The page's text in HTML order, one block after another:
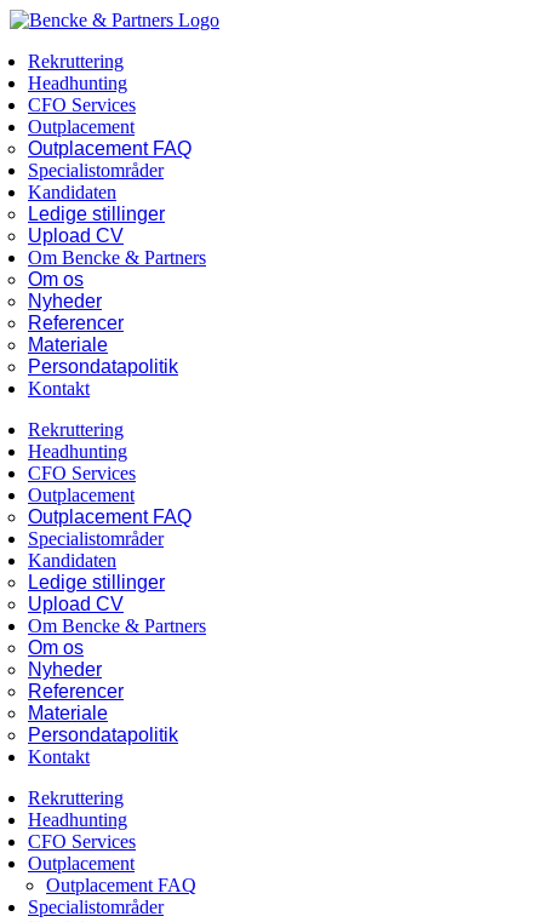
Skip
content
Facebook
LinkedIn
Rekruttering
Headhunting
CFO Services
Outplacement
Outplacement FAQ
Specialistområder
Kandidaten
Ledige stillinger
Upload CV
Om Bencke & Partners
Om os
Nyheder
Referencer
Materiale
Persondatapolitik
Kontakt
Rekruttering
Headhunting
CFO Services
Outplacement
Outplacement FAQ
Specialistområder
Kandidaten
Ledige stillinger
Upload CV
Om Bencke & Partners
Om os
Nyheder
Referencer
Materiale
Persondatapolitik
Kontakt
Rekruttering
Headhunting
CFO Services
Outplacement
Outplacement FAQ
Specialistområder